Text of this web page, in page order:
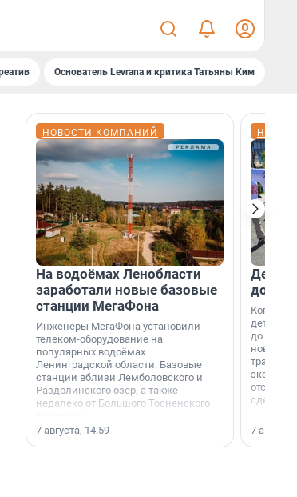
Основатель Levrana и критика Татьяны Ким
НОВОСТИ КОМПАНИЙ
На водоёмах Ленобласти
заработали новые базовые
станции МегаФона
Инженеры МегаФона установили
телеком-оборудование на
популярных водоёмах
Ленинградской области. Базовые
станции вблизи Лемболовского и
Раздолинского озёр, а также
недалеко от Большого Тосненского
7 августа, 14:59
Когда-
дети
до
новости
сделали
7